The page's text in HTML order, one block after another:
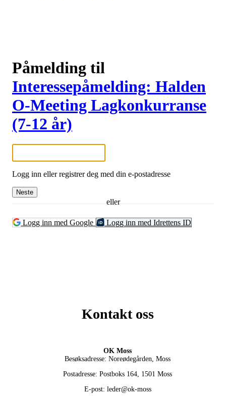
Påmelding til
Interessepåmelding: Halden
O-Meeting Lagkonkurranse
(7-12 år)
Logg inn eller registrer deg med din e-postadresse
Neste
eller
Logg inn med Google Logg inn med Idrettens ID
Kontakt oss
OK Moss
Besøksadresse: Noreødegården, Moss
Postadresse: Postboks 164, 1501 Moss
E-post: leder@ok-moss